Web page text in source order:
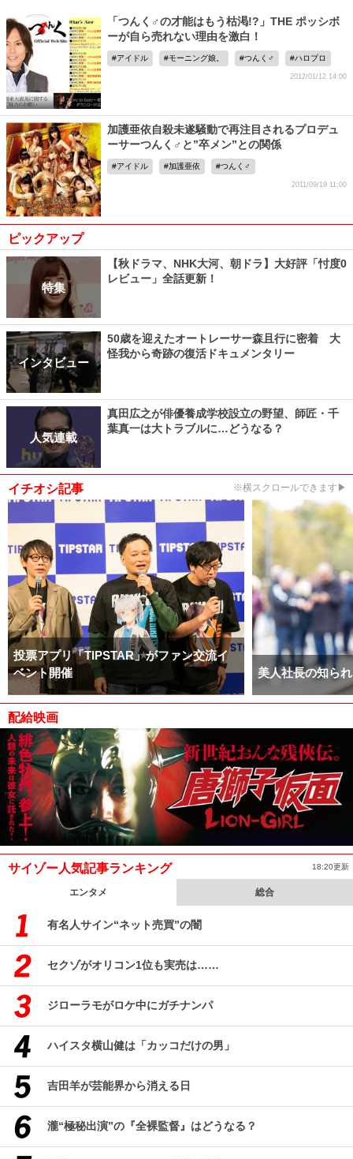
「つんく♂の才能はもう枯渇!?」THE ポッシボ
ーが自ら売れない理由を激白！
アイドル モーニング娘。 つんく♂ ハロプロ
2012/01/12 14:00
加護亜依自殺未遂騒動で再注目されるプロデュ
ーサーつんく♂と”卒メン”との関係
アイドル 加護亜依 つんく♂
2011/09/19 11:00
ピックアップ
特集
【秋ドラマ、NHK大河、朝ドラ】大好評「忖度0
レビュー」全話更新！
インタビュー
50歳を迎えたオートレーサー森且行に密着 大
怪我から奇跡の復活ドキュメンタリー
人気連載
真田広之が俳優養成学校設立の野望、師匠・千
葉真一は大トラブルに…どうなる？
イチオシ記事 ※横スクロールできます▶
投票アプリ「TIPSTAR」がファン交流イ
ベント開催
美人社長の知ら
配給映画
サイゾー人気記事ランキング 18:20更新
エンタメ 総合
有名人サイン“ネット売買”の闇
セクゾがオリコン1位も実売は……
ジローラモがロケ中にガチナンパ
ハイスタ横山健は「カッコだけの男」
吉田羊が芸能界から消える日
瀧“極秘出演”の『全裸監督』はどうなる？